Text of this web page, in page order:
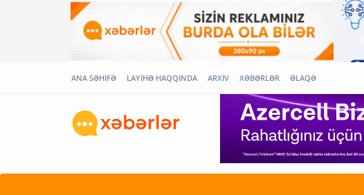
ANA SƏHİFƏ LAYİHƏ HAQQINDA ARXİV XƏBƏRLƏR ƏLAQƏ